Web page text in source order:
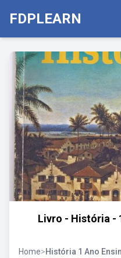
FDPLEARN
Livro - História -
Home>História 1 Ano